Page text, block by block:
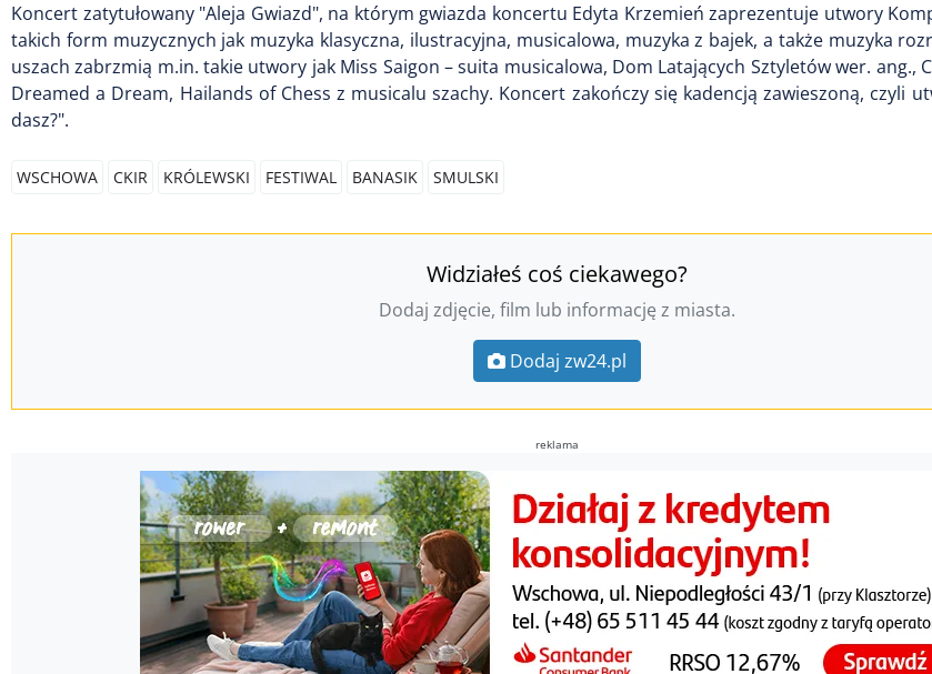
Koncert zatytułowany "Aleja Gwiazd", na którym gwiazda koncertu Edyta Krzemień zaprezentuje utwory
takich form muzycznych jak muzyka klasyczna, ilustracyjna, musicalowa, muzyka z bajek, a także muzyka
uszach zabrzmią m.in. takie utwory jak Miss Saigon – suita musicalowa, Dom Latających Sztyletów wer. ang.,
Dreamed a Dream, Hailands of Chess z musicalu szachy. Koncert zakończy się kadencją zawieszoną, czyli
dasz?".
WSCHOWA CKIR KRÓLEWSKI FESTIWAL BANASIK SMULSKI
Widziałeś coś ciekawego?
Dodaj zdjęcie, film lub informację z miasta.
Dodaj zw24.pl
reklama